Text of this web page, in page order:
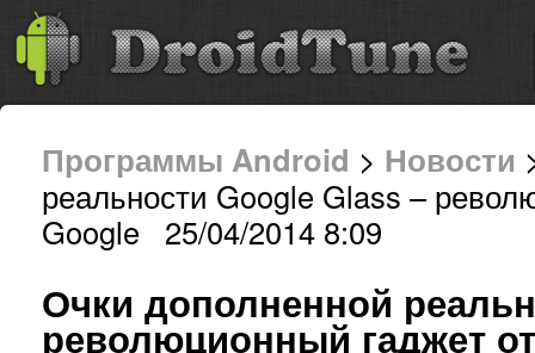
Программы Android > Новости
реальности Google Glass –
Google 25/04/2014 8:09
Очки дополненной
революционный гаджет